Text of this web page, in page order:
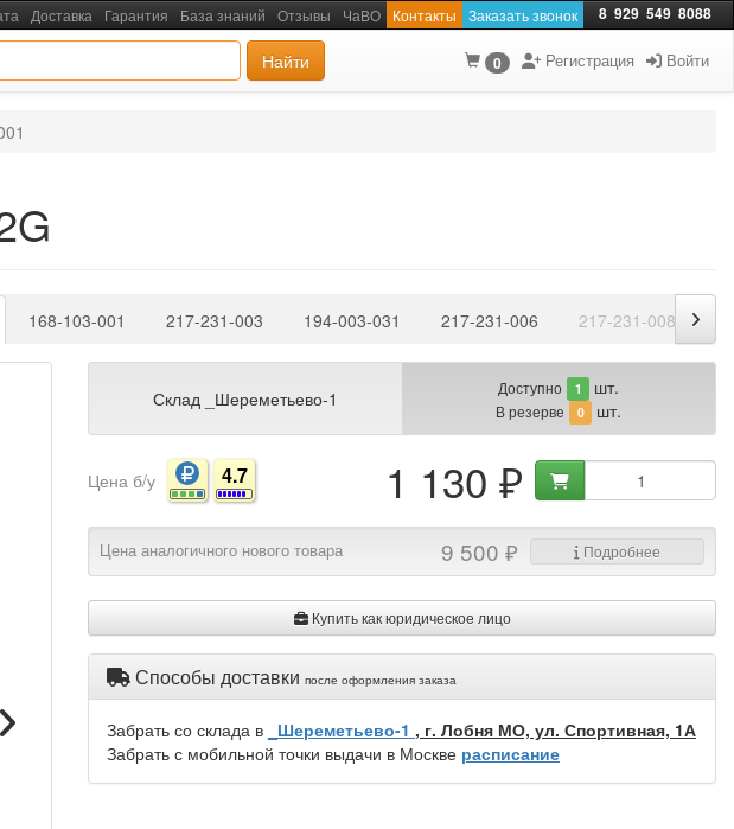
Доставка Гарантия База знаний Отзывы ЧаВО Контакты Заказать звонок 8 929 549 8088
Найти 0 Регистрация Войти
168-103-001 217-231-003 194-003-031 217-231-006 217-231-008
Склад _Шереметьево-1 Доступно 1 шт.
В резерве 0 шт.
Цена б/у 4.7 1 130 ₽
Цена аналогичного нового товара 9 500 ₽ Подробнее
Купить как юридическое лицо
Способы доставки после оформления заказа
Забрать со склада в _Шереметьево-1 , г. Лобня МО, ул. Спортивная, 1А
Забрать с мобильной точки выдачи в Москве расписание